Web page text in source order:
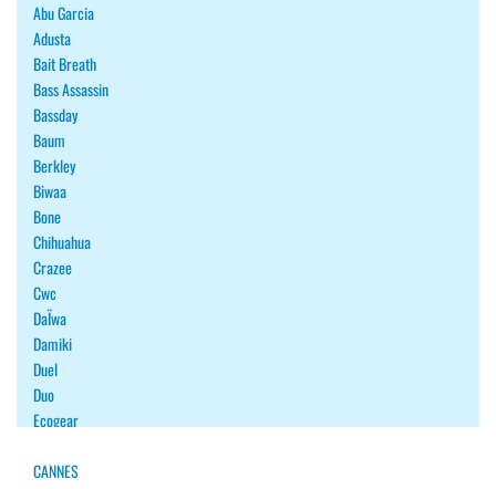
Abu Garcia
Adusta
Bait Breath
Bass Assassin
Bassday
Baum
Berkley
Biwaa
Bone
Chihuahua
Crazee
Cwc
DaÏwa
Damiki
Duel
Duo
Ecogear
Fish Arrow
CANNES